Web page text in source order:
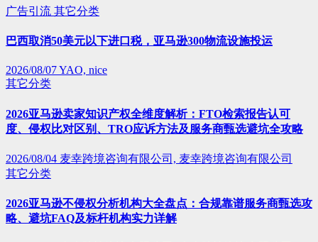
广告引流 其它分类
巴西取消50美元以下进口税，亚马逊300物流设施投运
2026/08/07YAO, nice
其它分类
2026亚马逊卖家知识产权全维度解析：FTO检索报告认可
度、侵权比对区别、TRO应诉方法及服务商甄选避坑全攻略
2026/08/04 麦幸跨境咨询有限公司, 麦幸跨境咨询有限公司
其它分类
2026亚马逊不侵权分析机构大全盘点：合规靠谱服务商甄选攻
略、避坑FAQ及标杆机构实力详解